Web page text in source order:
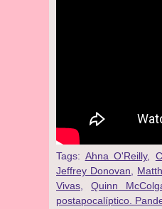
Tags: Ahna O'Reilly,
Jeffrey Donovan
Vivas ,Quinn
postapocalíptico.